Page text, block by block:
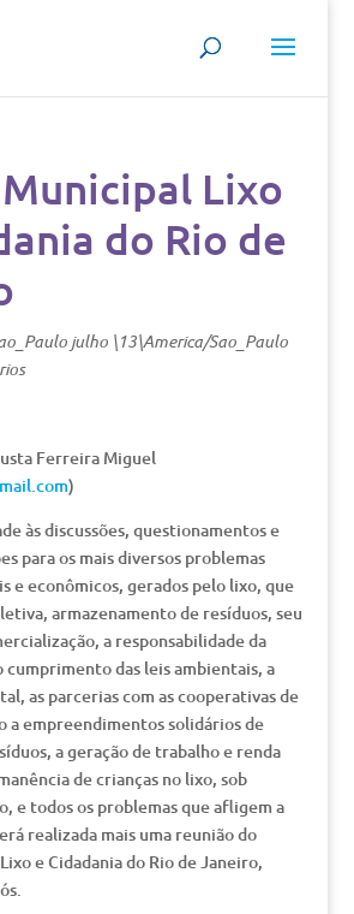
Lixo
do Rio de
julho \13\America/Sao_Paulo
Ferreira Miguel
)
às discussões, questionamentos e
para os mais diversos problemas
e econômicos, gerados pelo lixo, que
armazenamento de resíduos, seu
a responsabilidade da
cumprimento das leis ambientais, a
as parcerias com as cooperativas de
a empreendimentos solidários de
a geração de trabalho e renda
de crianças no lixo, sob
e todos os problemas que afligem a
realizada mais uma reunião do
e Cidadania do Rio de Janeiro,